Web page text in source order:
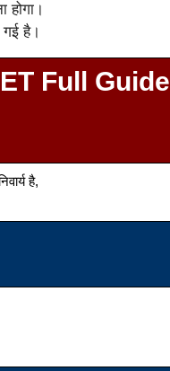
है।
Full Guide
है,